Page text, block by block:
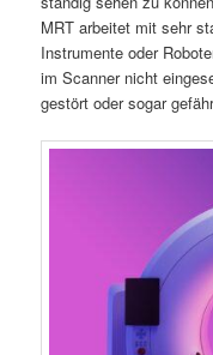
MRT arbeitet mit sehr
Instrumente oder
im Scanner nicht
gestört oder sogar